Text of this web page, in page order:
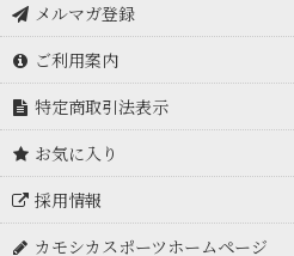
メルマガ登録
ご利用案内
特定商取引法表示
お気に入り
採用情報
カモシカスポーツホームページ